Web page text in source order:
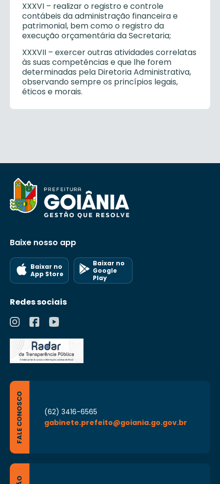
XXXVI – realizar o registro e controle
contábeis da administração financeira e
patrimonial, bem como o registro da
execução orçamentária da Secretaria;
XXXVII – exercer outras atividades correlatas
às suas competências e que lhe forem
determinadas pela Diretoria Administrativa,
observando sempre os princípios legais,
éticos e morais.
Baixe nosso app
Baixar no
App Store
Baixar no
Google
Play
Redes sociais
FALE CONOSCO
(62) 3416-6565
gabinete.prefeito@goiania.go.gov.br